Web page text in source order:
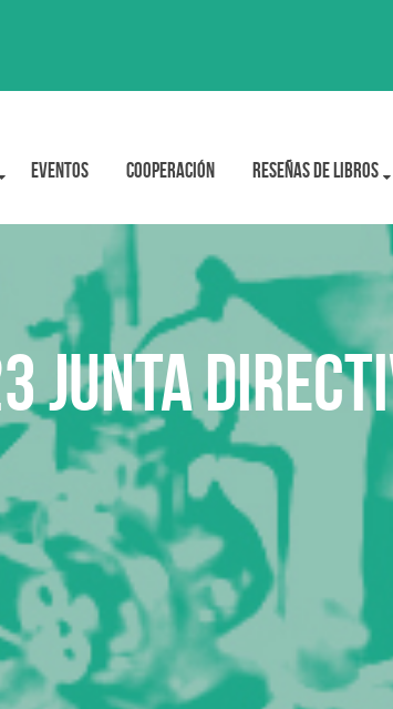
Eventos Cooperación Reseñas de libros
Junta